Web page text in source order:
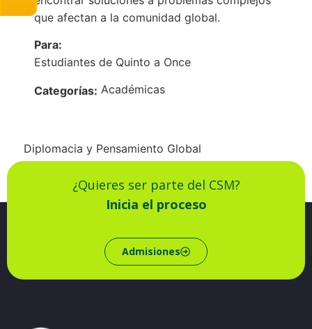
que afectan a la comunidad global.
Para:
Estudiantes de Quinto a Once
Categorías: Académicas
Diplomacia y Pensamiento Global
¿Quieres ser parte del CSM?
Inicia el proceso
Admisiones